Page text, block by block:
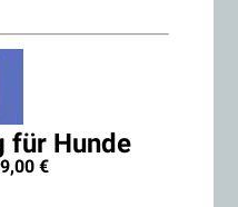
für Hunde
€